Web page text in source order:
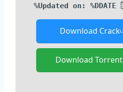
🗓
Download Crack
Download Torrent